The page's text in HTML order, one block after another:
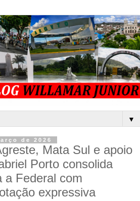
▼
de 2026
Mata Sul e apoio
Porto consolida
a Federal com
expressiva